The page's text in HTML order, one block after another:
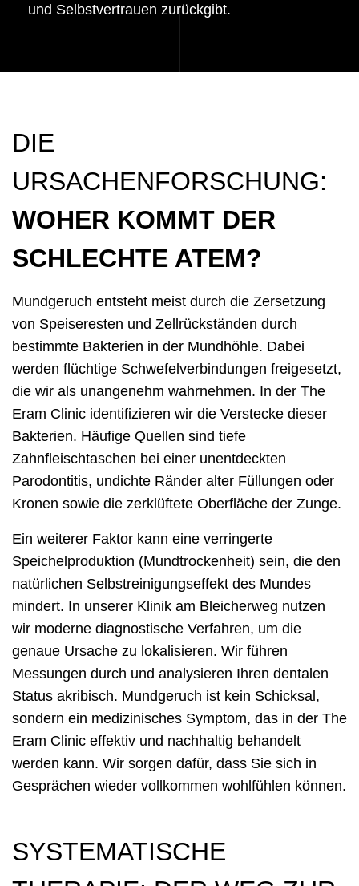
und Selbstvertrauen zurückgibt.
DIE
URSACHENFORSCHUNG:
WOHER KOMMT DER
SCHLECHTE ATEM?
Mundgeruch entsteht meist durch die Zersetzung
von Speiseresten und Zellrückständen durch
bestimmte Bakterien in der Mundhöhle. Dabei
werden flüchtige Schwefelverbindungen freigesetzt,
die wir als unangenehm wahrnehmen. In der The
Eram Clinic identifizieren wir die Verstecke dieser
Bakterien. Häufige Quellen sind tiefe
Zahnfleischtaschen bei einer unentdeckten
Parodontitis, undichte Ränder alter Füllungen oder
Kronen sowie die zerklüftete Oberfläche der Zunge.
Ein weiterer Faktor kann eine verringerte
Speichelproduktion (Mundtrockenheit) sein, die den
natürlichen Selbstreinigungseffekt des Mundes
mindert. In unserer Klinik am Bleicherweg nutzen
wir moderne diagnostische Verfahren, um die
genaue Ursache zu lokalisieren. Wir führen
Messungen durch und analysieren Ihren dentalen
Status akribisch. Mundgeruch ist kein Schicksal,
sondern ein medizinisches Symptom, das in der The
Eram Clinic effektiv und nachhaltig behandelt
werden kann. Wir sorgen dafür, dass Sie sich in
Gesprächen wieder vollkommen wohlfühlen können.
SYSTEMATISCHE